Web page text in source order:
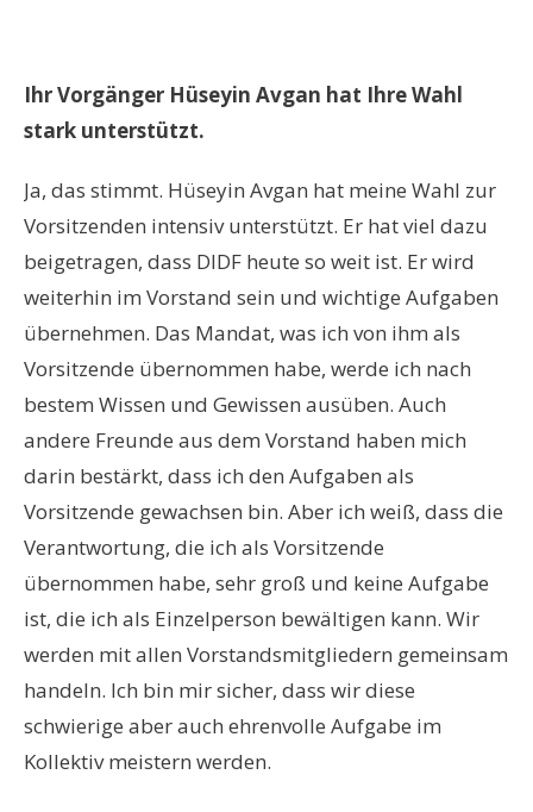
Ihr Vorgänger Hüseyin Avgan hat Ihre Wahl
stark unterstützt.
Ja, das stimmt. Hüseyin Avgan hat meine Wahl zur
Vorsitzenden intensiv unterstützt. Er hat viel dazu
beigetragen, dass DIDF heute so weit ist. Er wird
weiterhin im Vorstand sein und wichtige Aufgaben
übernehmen. Das Mandat, was ich von ihm als
Vorsitzende übernommen habe, werde ich nach
bestem Wissen und Gewissen ausüben. Auch
andere Freunde aus dem Vorstand haben mich
darin bestärkt, dass ich den Aufgaben als
Vorsitzende gewachsen bin. Aber ich weiß, dass die
Verantwortung, die ich als Vorsitzende
übernommen habe, sehr groß und keine Aufgabe
ist, die ich als Einzelperson bewältigen kann. Wir
werden mit allen Vorstandsmitgliedern gemeinsam
handeln. Ich bin mir sicher, dass wir diese
schwierige aber auch ehrenvolle Aufgabe im
Kollektiv meistern werden.